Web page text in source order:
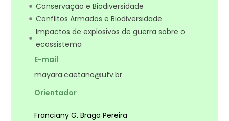
Conservação e Biodiversidade
Conflitos Armados e Biodiversidade
Impactos de explosivos de guerra sobre o
ecossistema
E-mail
mayara.caetano@ufv.br
Orientador
Franciany G. Braga Pereira